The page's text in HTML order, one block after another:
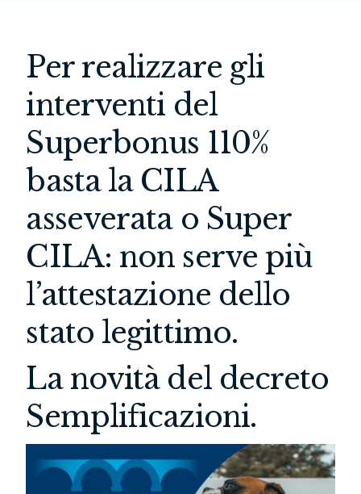
Per realizzare gli
interventi del
Superbonus 110%
basta la CILA
asseverata o Super
CILA: non serve più
l’attestazione dello
stato legittimo.
La novità del decreto
Semplificazioni.